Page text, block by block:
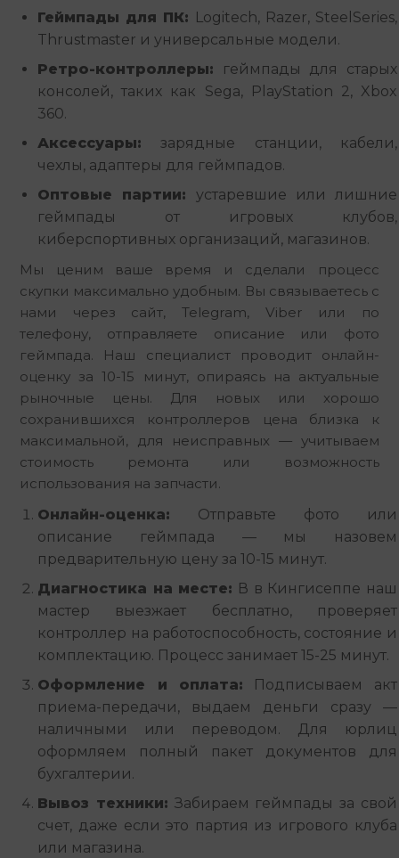
Геймпады для ПК: Logitech, Razer, SteelSeries,
Thrustmaster и универсальные модели.
Ретро-контроллеры: геймпады для старых
консолей, таких как Sega, PlayStation 2, Xbox
360.
Аксессуары: зарядные станции, кабели,
чехлы, адаптеры для геймпадов.
Оптовые партии: устаревшие или лишние
геймпады от игровых клубов,
киберспортивных организаций, магазинов.
Мы ценим ваше время и сделали процесс
скупки максимально удобным. Вы связываетесь с
нами через сайт, Telegram, Viber или по
телефону, отправляете описание или фото
геймпада. Наш специалист проводит онлайн-
оценку за 10-15 минут, опираясь на актуальные
рыночные цены. Для новых или хорошо
сохранившихся контроллеров цена близка к
максимальной, для неисправных — учитываем
стоимость ремонта или возможность
использования на запчасти.
Онлайн-оценка: Отправьте фото или
описание геймпада — мы назовем
предварительную цену за 10-15 минут.
Диагностика на месте: В в Кингисеппе наш
мастер выезжает бесплатно, проверяет
контроллер на работоспособность, состояние и
комплектацию. Процесс занимает 15-25 минут.
Оформление и оплата: Подписываем акт
приема-передачи, выдаем деньги сразу —
наличными или переводом. Для юрлиц
оформляем полный пакет документов для
бухгалтерии.
Вывоз техники: Забираем геймпады за свой
счет, даже если это партия из игрового клуба
или магазина.